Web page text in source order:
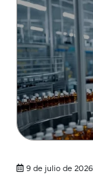
9 de julio de 2026